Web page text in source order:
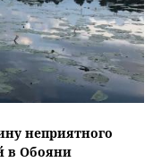
неприятного
в Обояни